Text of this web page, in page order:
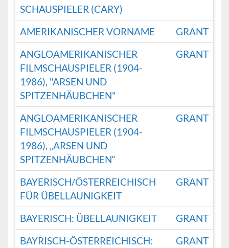
SCHAUSPIELER (CARY)
AMERIKANISCHER VORNAME
GRANT
ANGLOAMERIKANISCHER
FILMSCHAUSPIELER (1904-
1986), "ARSEN UND
SPITZENHÄUBCHEN"
GRANT
ANGLOAMERIKANISCHER
FILMSCHAUSPIELER (1904-
1986), „ARSEN UND
SPITZENHÄUBCHEN“
GRANT
BAYERISCH/ÖSTERREICHISCH
FÜR ÜBELLAUNIGKEIT
GRANT
BAYERISCH: ÜBELLAUNIGKEIT
GRANT
BAYRISCH-ÖSTERREICHISCH:
GRANT